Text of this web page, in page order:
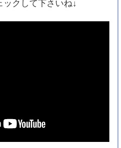
クして下さいね↓